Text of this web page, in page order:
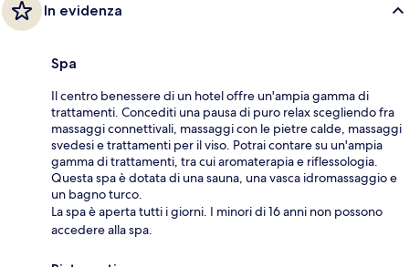
In evidenza
Spa
Il centro benessere di un hotel offre un'ampia gamma di
trattamenti. Concediti una pausa di puro relax scegliendo fra
massaggi connettivali, massaggi con le pietre calde, massaggi
svedesi e trattamenti per il viso. Potrai contare su un'ampia
gamma di trattamenti, tra cui aromaterapia e riflessologia.
Questa spa è dotata di una sauna, una vasca idromassaggio e
un bagno turco.
La spa è aperta tutti i giorni. I minori di 16 anni non possono
accedere alla spa.